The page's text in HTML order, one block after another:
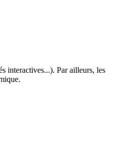
interactives...). Par ailleurs, les